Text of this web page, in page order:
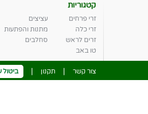
קטגוריות
זרי פרחים
עציצים
זרי כלה
מתנות והפתעות
זרים לראש
סחלבים
טו באב
צור קשר | תקנון |